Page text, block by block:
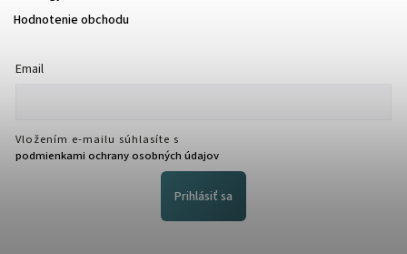
Hodnotenie obchodu
Email
Vložením e-mailu súhlasíte s
podmienkami ochrany osobných údajov
Prihlásiť sa